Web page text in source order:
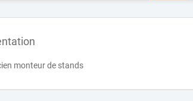
monteur de stands